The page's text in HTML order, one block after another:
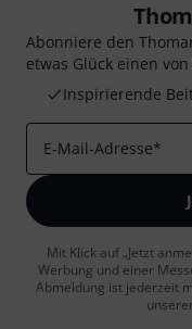
Abonniere den
etwas Glück einen von
Inspirierende
E-Mail-Adresse*
Mit Klick auf „Jetzt
Werbung und einer
Abmeldung ist jederzeit